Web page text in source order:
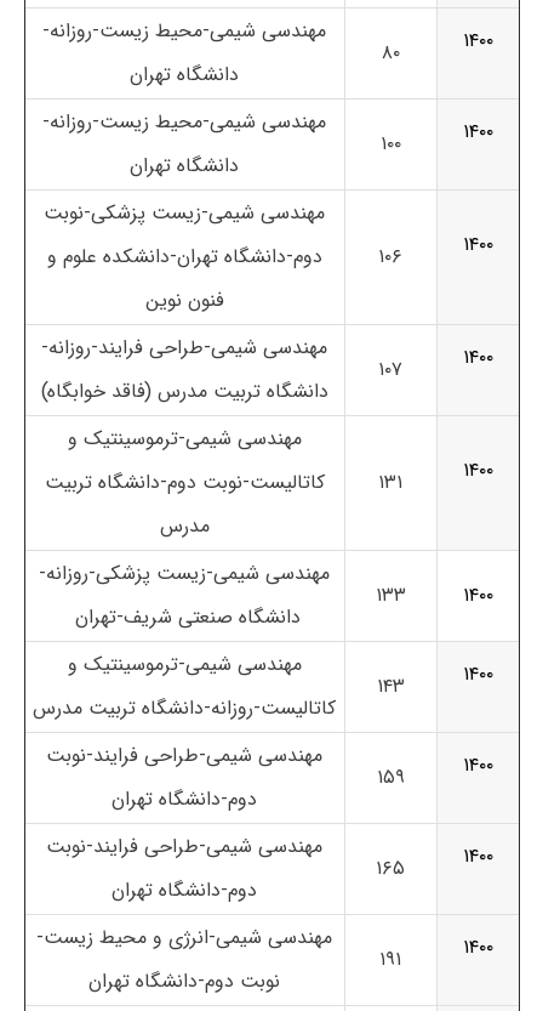
۱۴۰۰
۸۰
مهندسی شیمی-محیط زیست-روزانه-
دانشگاه تهران
۱۴۰۰
۱۰۰
مهندسی شیمی-محیط زیست-روزانه-
دانشگاه تهران
۱۴۰۰ ۱۰۶
مهندسی شیمی-زیست پزشکی-نوبت
دوم-دانشگاه تهران-دانشکده علوم و
فنون نوین
۱۴۰۰
۱۰۷
مهندسی شیمی-طراحی فرایند-روزانه-
دانشگاه تربیت مدرس (فاقد خوابگاه)
۱۴۰۰ ۱۳۱
مهندسی شیمی-ترموسینتیک و
کاتالیست-نوبت دوم-دانشگاه تربیت
مدرس
۱۴۰۰ ۱۳۳
مهندسی شیمی-زیست پزشکی-روزانه-
دانشگاه صنعتی شریف-تهران
۱۴۰۰
۱۴۳
مهندسی شیمی-ترموسینتیک و
کاتالیست-روزانه-دانشگاه تربیت مدرس
۱۴۰۰
۱۵۹
مهندسی شیمی-طراحی فرایند-نوبت
دوم-دانشگاه تهران
۱۴۰۰
۱۶۵
مهندسی شیمی-طراحی فرایند-نوبت
دوم-دانشگاه تهران
۱۴۰۰
۱۹۱
مهندسی شیمی-انرژی و محیط زیست-
نوبت دوم-دانشگاه تهران